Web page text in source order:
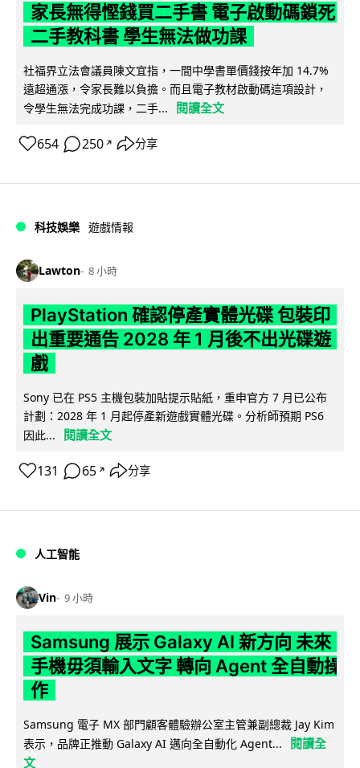
家長無得慳錢買二手書 電子啟動碼鎖死
二手教科書 學生無法做功課
社福界立法會議員陳文宜指，一間中學書單價錢按年加 14.7%
遠超通漲，令家長難以負擔。而且電子教材啟動碼這項設計，
令學生無法完成功課，二手...
閱讀全文
654 250 ↗ 分享
科技娛樂 遊戲情報
Lawton 8 小時
PlayStation 確認停產實體光碟 包裝印
出重要通告 2028 年 1 月後不出光碟遊
戲
Sony 已在 PS5 主機包裝加貼提示貼紙，重申官方 7 月已公布
計劃：2028 年 1 月起停產新遊戲實體光碟。分析師預期 PS6
因此...
閱讀全文
131 65 ↗ 分享
人工智能
Vin 9 小時
Samsung 展示 Galaxy AI 新方向 未來
手機毋須輸入文字 轉向 Agent 全自動操
作
Samsung 電子 MX 部門顧客體驗辦公室主管兼副總裁 Jay Kim
表示，品牌正推動 Galaxy AI 邁向全自動化 Agent...
閱讀全
文